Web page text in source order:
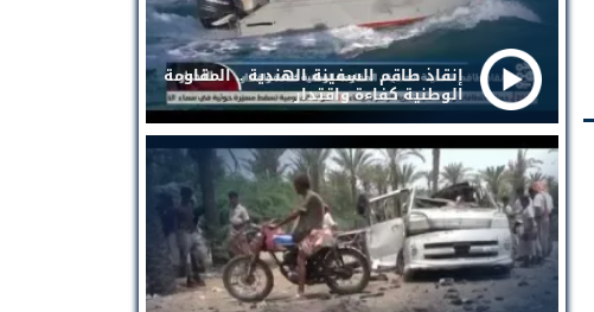
إنقاذ طاقم السفينة الهندية .. المقاومة
الوطنية كفاءة واقتدار